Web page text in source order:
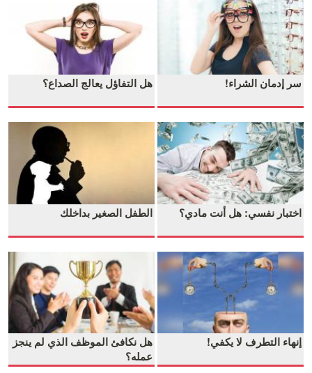
سر إدمان الشراء! هل التفاؤل يعالج الصداع؟
اختبار نفسي: هل أنت مادي؟ الطفل الصغير بداخلك
إنهاء التطرف لا يكفي!
هل نكافئ الموظف الذي لم ينجز
عمله؟